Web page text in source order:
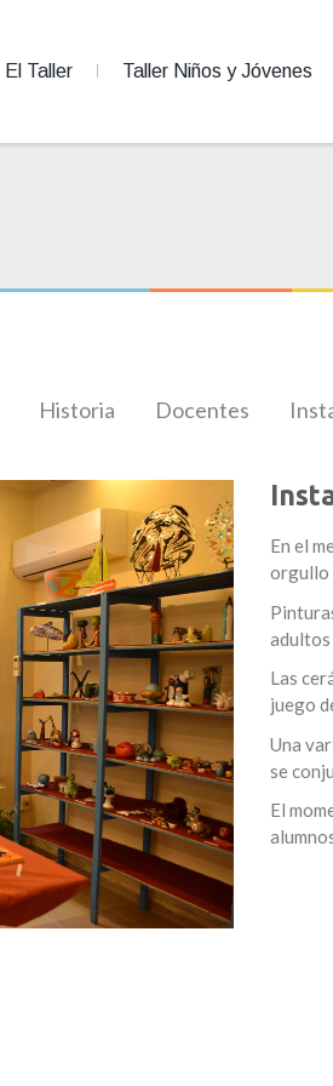
El Taller Taller Niños y Jóvenes
Historia Docentes
En el
orgullo
adultos
Las
juego
Una
se
El